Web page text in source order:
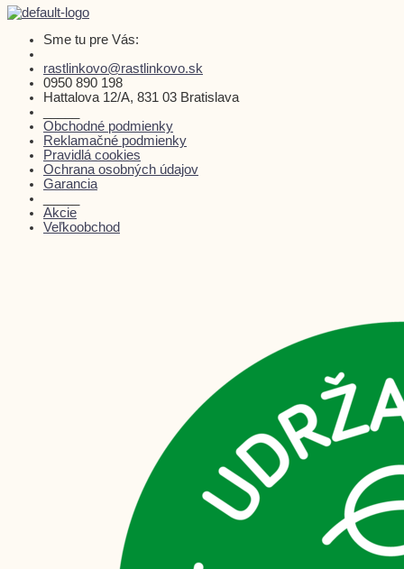
Sme tu pre Vás:
rastlinkovo@rastlinkovo.sk
0950 890 198
Hattalova 12/A, 831 03 Bratislava
Obchodné podmienky
Reklamačné podmienky
Pravidlá cookies
Ochrana osobných údajov
Garancia
Akcie
Veľkoobchod